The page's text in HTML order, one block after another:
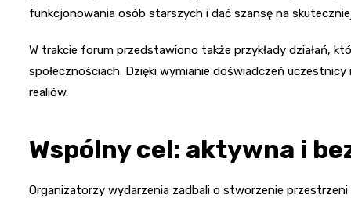
funkcjonowania osób starszych i dać szansę na
W trakcie forum przedstawiono także przykłady działań,
społecznościach. Dzięki wymianie doświadczeń
realiów.
Wspólny cel: aktywna i
Organizatorzy wydarzenia zadbali o stworzenie